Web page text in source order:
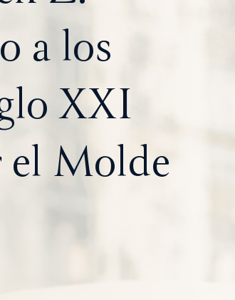
a los
XXI
el Molde